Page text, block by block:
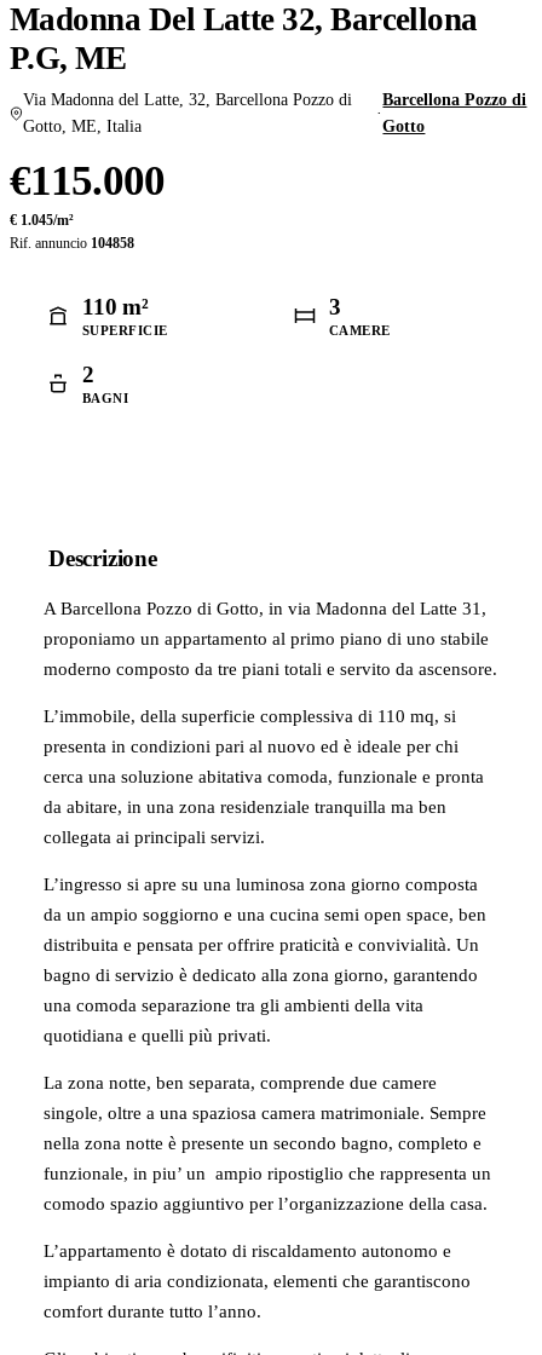
Madonna Del Latte 32, Barcellona
P.G, ME
Via Madonna del Latte, 32, Barcellona Pozzo di
Gotto, ME, Italia
·
Barcellona Pozzo di
Gotto
€115.000
€ 1.045/m²
Rif. annuncio 104858
110 m²
SUPERFICIE
3
CAMERE
2
BAGNI
Descrizione
A Barcellona Pozzo di Gotto, in via Madonna del Latte 31,
proponiamo un appartamento al primo piano di uno stabile
moderno composto da tre piani totali e servito da ascensore.
L’immobile, della superficie complessiva di 110 mq, si
presenta in condizioni pari al nuovo ed è ideale per chi
cerca una soluzione abitativa comoda, funzionale e pronta
da abitare, in una zona residenziale tranquilla ma ben
collegata ai principali servizi.
L’ingresso si apre su una luminosa zona giorno composta
da un ampio soggiorno e una cucina semi open space, ben
distribuita e pensata per offrire praticità e convivialità. Un
bagno di servizio è dedicato alla zona giorno, garantendo
una comoda separazione tra gli ambienti della vita
quotidiana e quelli più privati.
La zona notte, ben separata, comprende due camere
singole, oltre a una spaziosa camera matrimoniale. Sempre
nella zona notte è presente un secondo bagno, completo e
funzionale, in piu’ un ampio ripostiglio che rappresenta un
comodo spazio aggiuntivo per l’organizzazione della casa.
L’appartamento è dotato di riscaldamento autonomo e
impianto di aria condizionata, elementi che garantiscono
comfort durante tutto l’anno.